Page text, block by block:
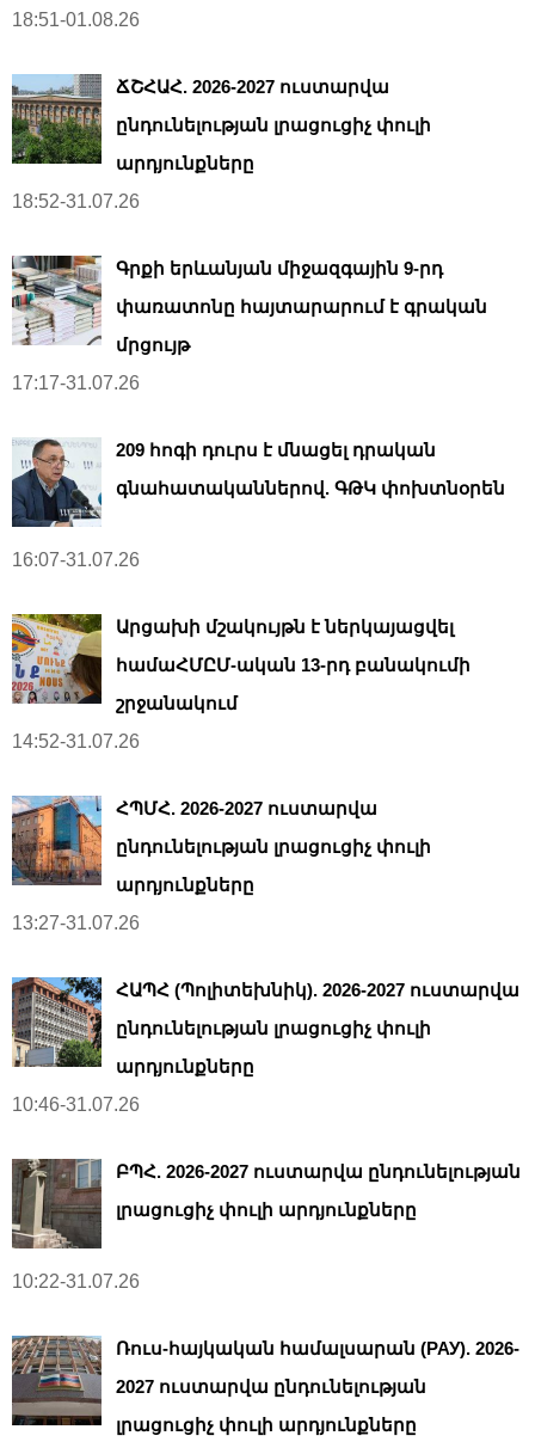
18:51-01.08.26
ՃՇՀԱՀ. 2026-2027 ուստարվա
ընդունելության լրացուցիչ փուլի
արդյունքները
18:52-31.07.26
Գրքի երևանյան միջազգային 9-րդ
փառատոնը հայտարարում է գրական
մրցույթ
17:17-31.07.26
209 հոգի դուրս է մնացել դրական
գնահատականներով. ԳԹԿ փոխտնօրեն
16:07-31.07.26
Արցախի մշակույթն է ներկայացվել
համաՀՄԸՄ-ական 13-րդ բանակումի
շրջանակում
14:52-31.07.26
ՀՊՄՀ. 2026-2027 ուստարվա
ընդունելության լրացուցիչ փուլի
արդյունքները
13:27-31.07.26
ՀԱՊՀ (Պոլիտեխնիկ). 2026-2027 ուստարվա
ընդունելության լրացուցիչ փուլի
արդյունքները
10:46-31.07.26
ԲՊՀ. 2026-2027 ուստարվա ընդունելության
լրացուցիչ փուլի արդյունքները
10:22-31.07.26
Ռուս-հայկական համալսարան (РАУ). 2026-
2027 ուստարվա ընդունելության
լրացուցիչ փուլի արդյունքները